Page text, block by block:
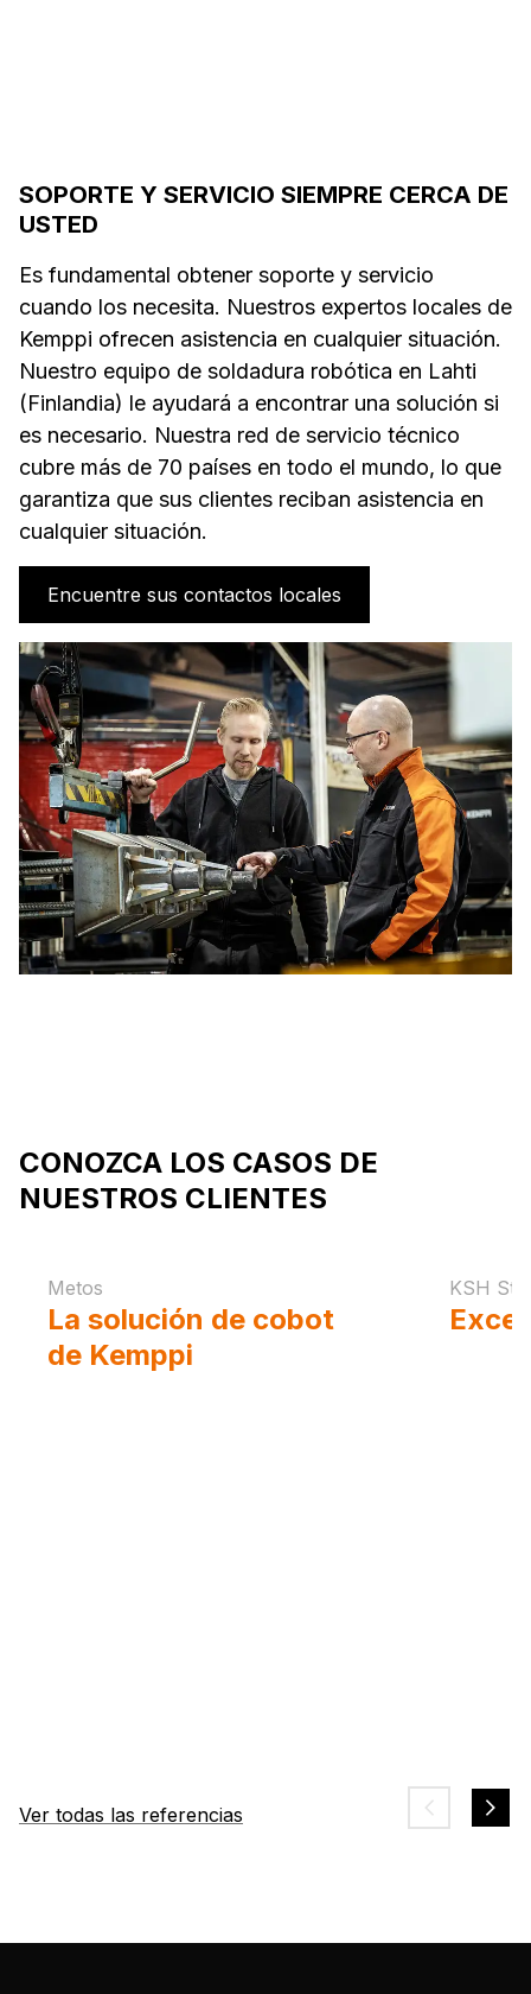
SOPORTE Y SERVICIO SIEMPRE CERCA DE
USTED
Es fundamental obtener soporte y servicio
cuando los necesita. Nuestros expertos locales de
Kemppi ofrecen asistencia en cualquier situación.
Nuestro equipo de soldadura robótica en Lahti
(Finlandia) le ayudará a encontrar una solución si
es necesario. Nuestra red de servicio técnico
cubre más de 70 países en todo el mundo, lo que
garantiza que sus clientes reciban asistencia en
cualquier situación.
Encuentre sus contactos locales
CONOZCA LOS CASOS DE
NUESTROS CLIENTES
La solución de cobot
de Kemppi
Metos KSH
Ver todas las referencias